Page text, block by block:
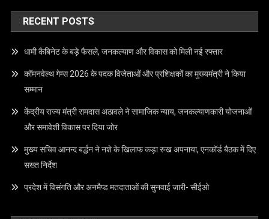
RECENT POSTS
धामी कैबिनेट के बड़े फैसले, जनकल्याण और विकास को मिली नई रफ्तार
कॉमनवेल्थ गेम्स 2026 के पदक विजेताओं और प्रशिक्षकों का मुख्यमंत्री ने किया
सम्मान
केंद्रीय राज्य मंत्री रामदास अठावले ने सामाजिक न्याय, जनकल्याणकारी योजनाओं
और समावेशी विकास पर दिया जोर
मुख्य सचिव आनन्द बर्द्धन ने नशे के खिलाफ कड़ा रुख अपनाया, एनकॉर्ड बैठक में दिए
सख्त निर्देश
प्रदेश में विसंगति और अनमैप्ड मतदाताओं की सुनवाई जारी- सीईओ